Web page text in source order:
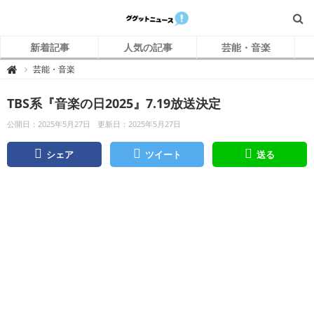
新着記事 人気の記事 芸能・音楽
 グ
ニ
ュ
ー
ス
芸能・音楽
TBS系『音楽の日2025』7.19放送決定
公開日：2025年5月27日 更新日：2025年5月27日
シェア ツイート 送る